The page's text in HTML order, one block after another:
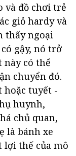
và đồ chơi trẻ
giỏ hardy và
thấy ngoại
gậy, nó trở
có thể
chuyển đó.
hoặc tuyết -
huynh,
chủ quan,
là bánh xe
lợi thế của mô